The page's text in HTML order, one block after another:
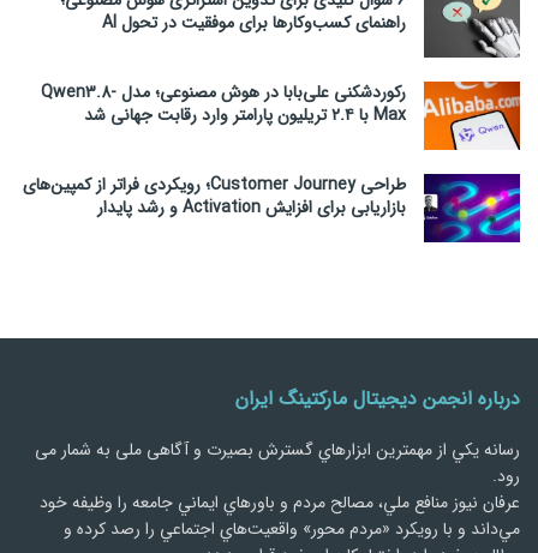
راهنمای کسب‌وکارها برای موفقیت در تحول AI
رکوردشکنی علی‌بابا در هوش مصنوعی؛ مدل Qwen3.8-
Max با ۲.۴ تریلیون پارامتر وارد رقابت جهانی شد
طراحی Customer Journey؛ رویکردی فراتر از کمپین‌های
بازاریابی برای افزایش Activation و رشد پایدار
درباره انجمن دیجیتال مارکتینگ ایران
رسانه يكي از مهمترین ابزارهاي گسترش بصیرت و آگاهی ملی به شمار می
رود.
عرفان نیوز منافع ملي، مصالح مردم و باورهاي ايماني جامعه را وظيفه خود
مي‌داند و با رويكرد «مردم‌ محور» واقعيت‌هاي اجتماعي را رصد کرده و